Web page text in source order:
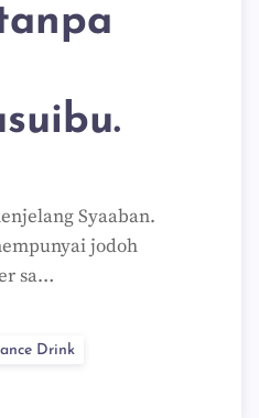
Syaaban.
jodoh
sa…
Drink